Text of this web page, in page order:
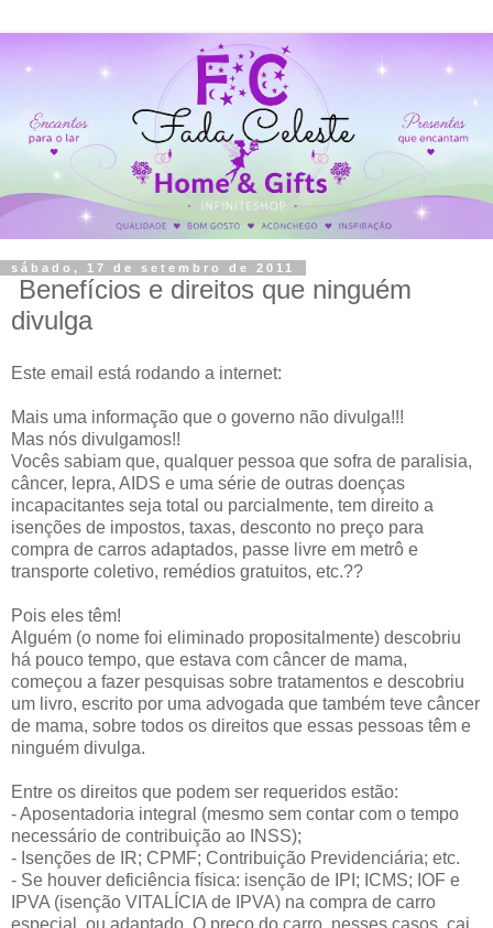
sábado, 17 de setembro de 2011
Benefícios e direitos que ninguém
divulga
Este email está rodando a internet:
Mais uma informação que o governo não divulga!!!
Mas nós divulgamos!!
Vocês sabiam que, qualquer pessoa que sofra de paralisia,
câncer, lepra, AIDS e uma série de outras doenças
incapacitantes seja total ou parcialmente, tem direito a
isenções de impostos, taxas, desconto no preço para
compra de carros adaptados, passe livre em metrô e
transporte coletivo, remédios gratuitos, etc.??
Pois eles têm!
Alguém (o nome foi eliminado propositalmente) descobriu
há pouco tempo, que estava com câncer de mama,
começou a fazer pesquisas sobre tratamentos e descobriu
um livro, escrito por uma advogada que também teve câncer
de mama, sobre todos os direitos que essas pessoas têm e
ninguém divulga.
Entre os direitos que podem ser requeridos estão:
- Aposentadoria integral (mesmo sem contar com o tempo
necessário de contribuição ao INSS);
- Isenções de IR; CPMF; Contribuição Previdenciária; etc.
- Se houver deficiência física: isenção de IPI; ICMS; IOF e
IPVA (isenção VITALÍCIA de IPVA) na compra de carro
especial, ou adaptado. O preço do carro, nesses casos, cai